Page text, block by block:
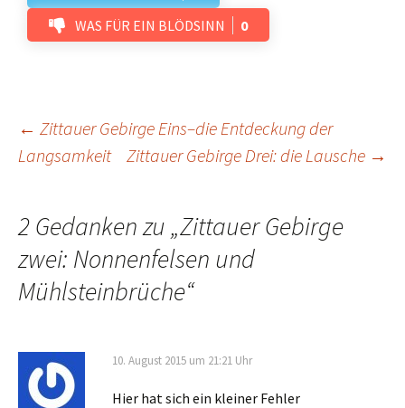
WAS FÜR EIN BLÖDSINN
0
Beitrags-
← Zittauer Gebirge Eins–die Entdeckung der
Langsamkeit
Zittauer Gebirge Drei: die Lausche →
2 Gedanken zu „Zittauer Gebirge
zwei: Nonnenfelsen und
Mühlsteinbrüche“
10. August 2015 um 21:21 Uhr
Hier hat sich ein kleiner Fehler